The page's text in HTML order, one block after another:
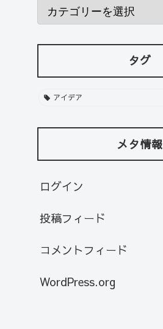
タグ
アイデア
メタ情報
ログイン
投稿フィード
コメントフィード
WordPress.org